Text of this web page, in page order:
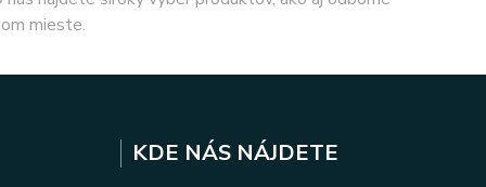
mieste.
KDE NÁS NÁJDETE